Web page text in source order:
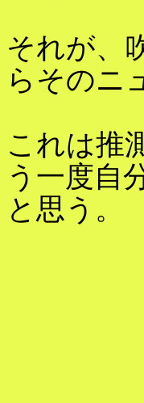
それが、
らそのニ
これは推
う一度自
と思う。